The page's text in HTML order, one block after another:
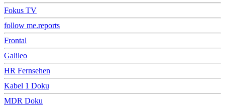
Fokus TV
follow me.reports
Frontal
Galileo
HR Fernsehen
Kabel 1 Doku
MDR Doku